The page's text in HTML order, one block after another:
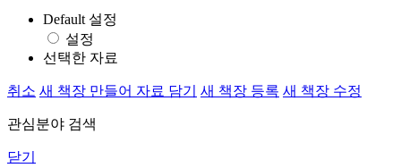
Default 설정
설정
선택한 자료
취소 새 책장 만들어 자료 담기 새 책장 등록 새 책장 수정
관심분야 검색
닫기